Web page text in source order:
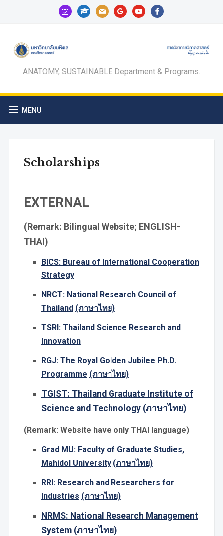
calendar-
check-
graduation-
cap
mail googleyoutubefacebook
ANATOMY, SUSTAINABLE Department & Programs.
MENU
Scholarships
EXTERNAL
(Remark: Bilingual Website; ENGLISH-
THAI)
BICS: Bureau of International Cooperation
Strategy
NRCT: National Research Council of
Thailand (ภาษาไทย)
TSRI: Thailand Science Research and
Innovation
RGJ: The Royal Golden Jubilee Ph.D.
Programme (ภาษาไทย)
TGIST: Thailand Graduate Institute of
Science and Technology (ภาษาไทย)
(Remark: Website have only THAI language)
Grad MU: Faculty of Graduate Studies,
Mahidol University (ภาษาไทย)
RRI: Research and Researchers for
Industries (ภาษาไทย)
NRMS: National Research Management
System (ภาษาไทย)